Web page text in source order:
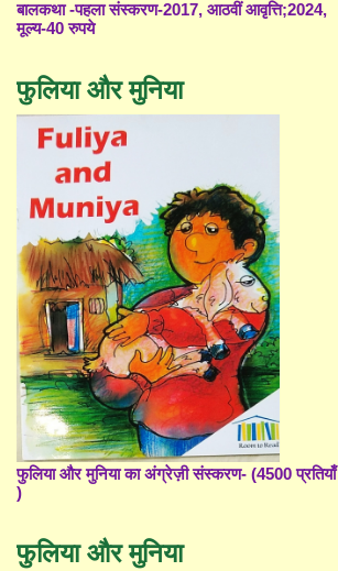
बालकथा -पहला संस्करण-2017, आठवीं आवृत्ति;2024,
मूल्य-40 रुपये
फुलिया और मुनिया
फुलिया और मुनिया का अंग्रेज़ी संस्करण- (4500 प्रतियाँ
)
फुलिया और मुनिया